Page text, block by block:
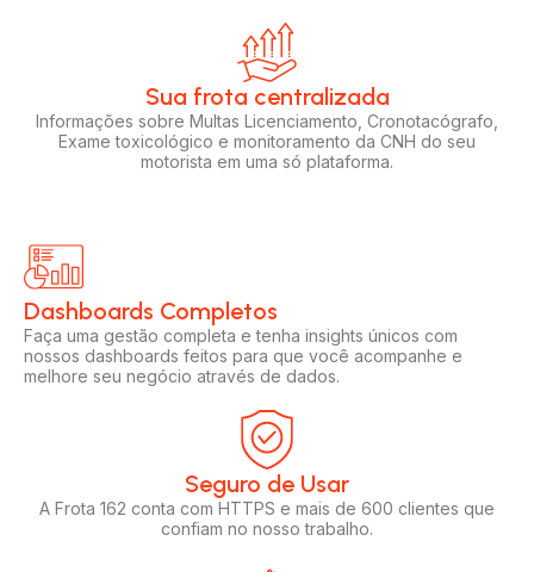
Sua frota centralizada​
Informações sobre Multas Licenciamento, Cronotacógrafo,
Exame toxicológico e monitoramento da CNH do seu
motorista em uma só plataforma.
Dashboards Completos​​
Faça uma gestão completa e tenha insights únicos com
nossos dashboards feitos para que você acompanhe e
melhore seu negócio através de dados.
Seguro de Usar​
A Frota 162 conta com HTTPS e mais de 600 clientes que
confiam no nosso trabalho.